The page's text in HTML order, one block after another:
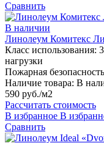
Сравнить
В наличии
Линолеум Комитекс
Класс использования:
нагрузки
Пожарная
Наличие товара: В
590 руб./м2
Рассчитать стоимость
В избранное В
Сравнить